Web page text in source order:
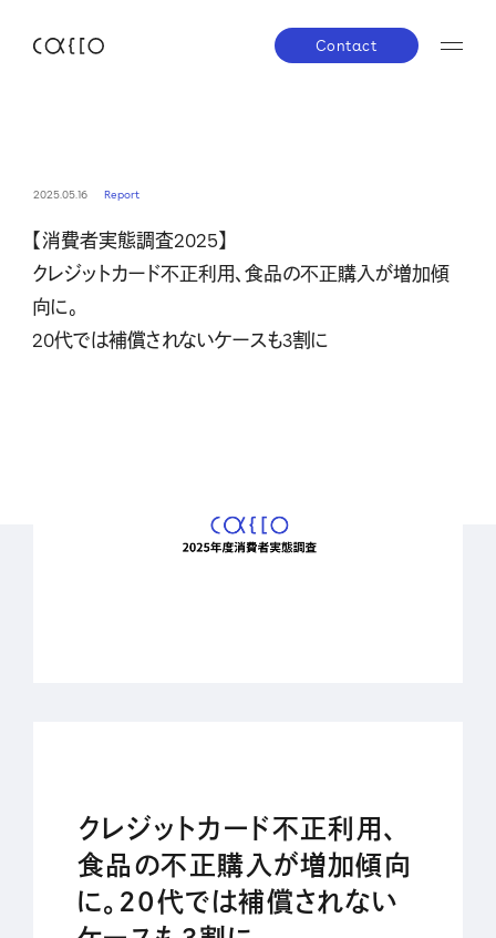
About us
Service
Company
IRスケジュール
IRニュース
IRお問い合わせ
株主・投資家の皆さまへ
IRライブラリー 株式について IRスケジ
IRニュース IRお問い合わせ
Contact
2025.05.16 Report
【消費者実態調査2025】
クレジットカード不正利用、食品の不正購入が増加傾
向に。
20代では補償されないケースも3割に
クレジットカード不正利用、
食品の不正購入が増加傾向
に。20代では補償されない